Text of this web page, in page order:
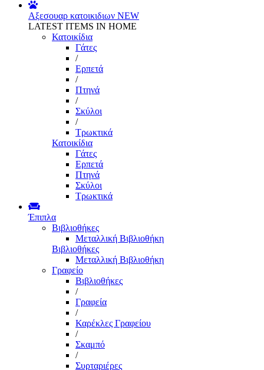
Αξεσουαρ κατοικιδιων NEW
LATEST ITEMS IN HOME
Κατοικίδια
Γάτες
/
Ερπετά
/
Πτηνά
/
Σκύλοι
/
Τρωκτικά
Κατοικίδια
Γάτες
Ερπετά
Πτηνά
Σκύλοι
Τρωκτικά
Έπιπλα
Βιβλιοθήκες
Μεταλλική Βιβλιοθήκη
Βιβλιοθήκες
Μεταλλική Βιβλιοθήκη
Γραφείο
Βιβλιοθήκες
/
Γραφεία
/
Καρέκλες Γραφείου
/
Σκαμπό
/
Συρταριέρες